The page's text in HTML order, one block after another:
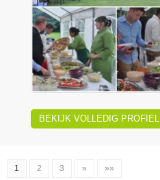
BEKIJK VOLLEDIG PROFIEL
1 2 3 » »»